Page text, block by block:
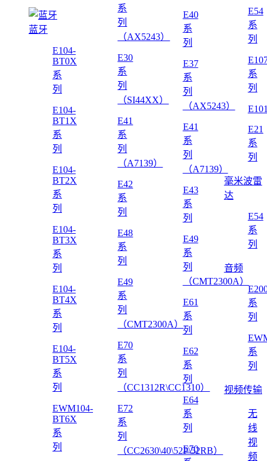
蓝牙
E104-
BT0X
系
列
E104-
BT1X
系
列
E104-
BT2X
系
列
E104-
BT3X
系
列
E104-
BT4X
系
列
E104-
BT5X
系
列
EWM104-
BT6X
系
列
系
列
（AX5243）
E30
系
列
（SI44XX）
E41
系
列
（A7139）
E42
系
列
E48
系
列
E49
系
列
（CMT2300A）
E70
系
列
（CC1312R\CC1310）
E72
系
列
（CC2630\40\52P\52RB）
E40
系
列
E37
系
列
（AX5243）
E41
系
列
（A7139）
E43
系
列
E49
系
列
（CMT2300A）
E61
系
列
E62
系
列
E64
系
列
E70
E54
系
列
系
列
E21
系
列
毫米波雷
达
E54
系
列
音频
系
列
系
列
视频传输
无
线
视
频